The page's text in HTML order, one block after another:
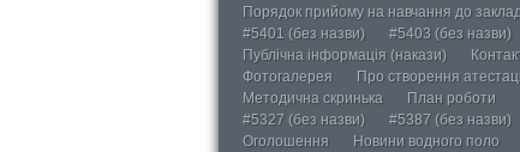
Порядок прийому на навчання до
#5401 (без назви)
#5403 (без назви)
Публічна інформація (накази)
Фотогалерея
Про створення
Методична скринька
План роботи
#5327 (без назви)
#5387 (без назви)
Оголошення
Новини водного поло